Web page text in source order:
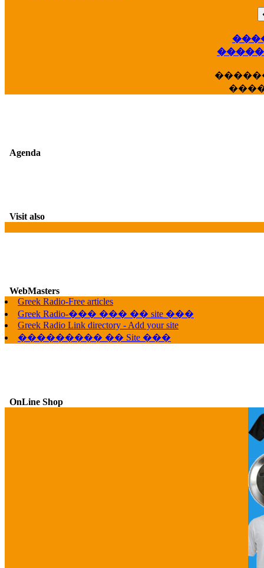
Agenda
Visit also
WebMasters
Greek Radio-Free articles
Greek Radio-��� ��� �� site ���
Greek Radio Link directory - Add your site
��������� �� Site ���
OnLine Shop